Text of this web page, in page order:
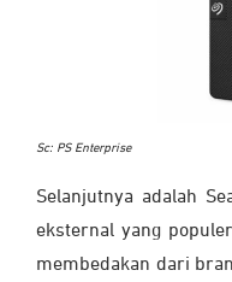
Sc: PS Enterprise
Selanjutnya adalah
eksternal yang
membedakan dari